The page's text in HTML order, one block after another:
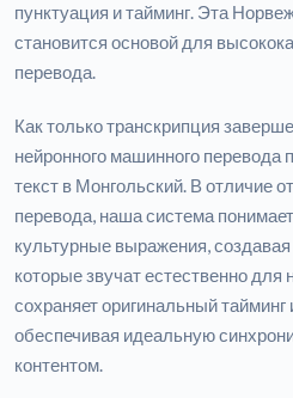
пунктуация и тайминг. Эта
становится основой для
перевода.
Как только транскрипция
нейронного машинного перевода
текст в Монгольский. В отличие
перевода, наша система
культурные выражения,
которые звучат естественно для
сохраняет оригинальный тайминг
обеспечивая идеальную
контентом.